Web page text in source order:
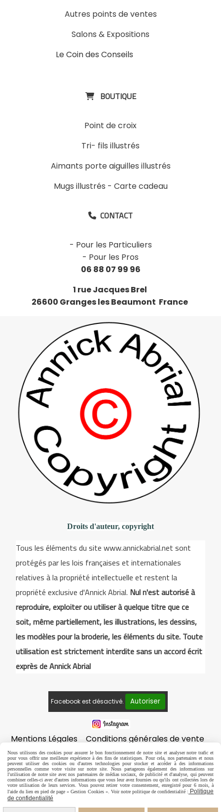
Autres points de ventes
Salons & Expositions
Le Coin des Conseils
 BOUTIQUE
Point de croix
Tri- fils illustrés
Aimants porte aiguilles illustrés
Mugs illustrés - Carte cadeau
 CONTACT
- Pour les Particuliers
- Pour les Pros
06 88 07 99 96
1 rue Jacques Brel
26600 Granges les Beaumont France
Droits d'auteur, copyright
Tous les éléments du site www.annickabrial.net sont
protégés par les lois françaises et internationales
relatives à la propriété intellectuelle et restent la
propriété exclusive d'Annick Abrial. Nul n'est autorisé à
reproduire, exploiter ou utiliser à quelque titre que ce
soit, même partiellement, les illustrations, les dessins,
les modèles pour la broderie, les éléments du site. Toute
utilisation est strictement interdite sans un accord écrit
exprès de Annick Abrial
Facebook est désactivé. Autoriser
Mentions Légales
Conditions générales de vente
Politique de confidentialité
Gestion cookies
Mon Compte
Nous utilisons des cookies pour assurer le bon fonctionnement de notre site et analyser notre trafic et
pour vous offrir une meilleure expérience à des fins de statistiques. Pour cela, nos partenaires et nous
peuvent utiliser des cookies ou d'autres technologies pour stocker et accéder à des informations
personnelles comme votre visite sur notre site. Nous partageons également des informations sur
l'utilisation de notre site avec nos partenaires de médias sociaux, de publicité et d'analyse, qui peuvent
combiner celles-ci avec d'autres informations que vous leur avez fournies ou qu'ils ont collectées lors de
votre utilisation de leurs services. Vous pouvez retirer votre consentement, enregistré pour 6 mois, à
l'aide du lien en pied de page « Gestion Cookies ». Voir notre politique de confidentialité : Politique
de confidentialité